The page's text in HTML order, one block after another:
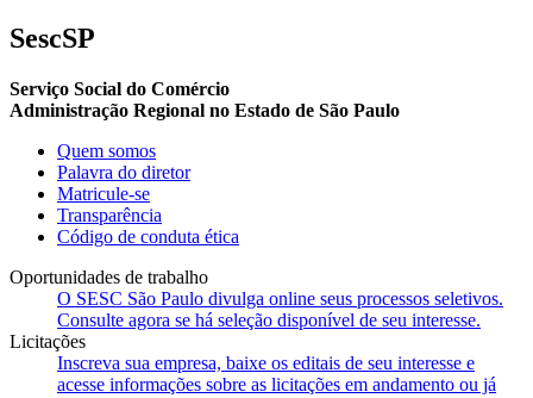
SescSP
Serviço Social do Comércio
Administração Regional no Estado de São Paulo
Quem somos
Palavra do diretor
Matricule-se
Transparência
Código de conduta ética
Oportunidades de trabalho
O SESC São Paulo divulga online seus processos seletivos.
Consulte agora se há seleção disponível de seu interesse.
Licitações
Inscreva sua empresa, baixe os editais de seu interesse e
acesse informações sobre as licitações em andamento ou já